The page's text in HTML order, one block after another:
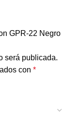
GPR-22 Negro
será publicada.
con *